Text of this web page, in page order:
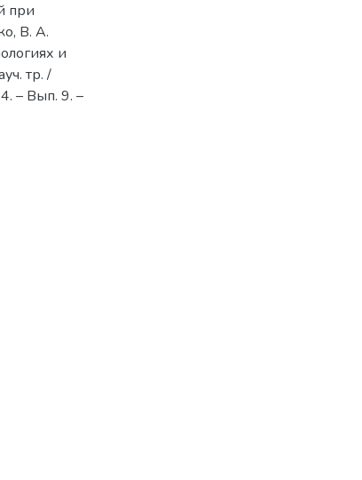
при
В. А.
и
тр. /
– Вып. 9. –